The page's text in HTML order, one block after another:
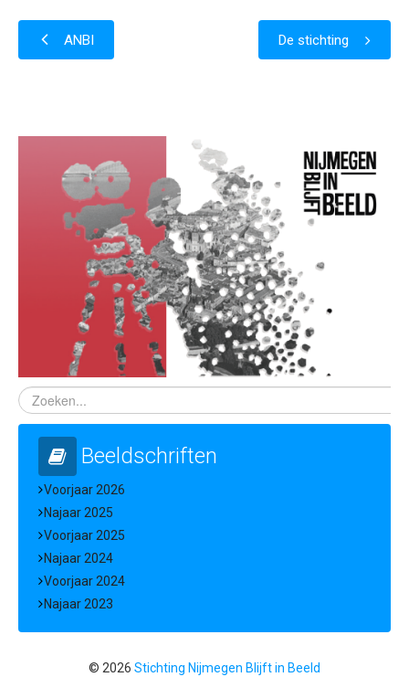
ANBI De stichting
Beeldschriften
Voorjaar 2026
Najaar 2025
Voorjaar 2025
Najaar 2024
Voorjaar 2024
Najaar 2023
© 2026 Stichting Nijmegen Blijft in Beeld